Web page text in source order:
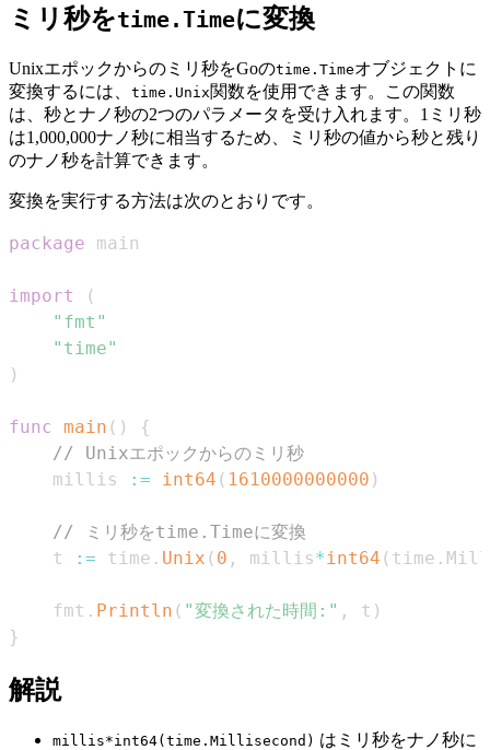
ミリ秒をtime.Timeに変換
Unixエポックからのミリ秒をGoのtime.Timeオブジェクトに
変換するには、 time.Unix関数を使用できます。この関数
は、秒とナノ秒の2つのパラメータを受け入れます。1ミリ秒
は1,000,000ナノ秒に相当するため、ミリ秒の値から秒と残り
のナノ秒を計算できます。
変換を実行する方法は次のとおりです。
package
import
(
"fmt"
"time"
)
func main ( )
{
// Unixエポックからのミリ秒
    millis
:= int64 ( 1610000000000 )
// ミリ秒をtime.Timeに変換
    t
:= time . Unix ( 0 , millis*int64 ( time .
    fmt
. Println ( "変換された時間:" , t )
}
解説
millis*int64(time.Millisecond) はミリ秒をナノ秒に